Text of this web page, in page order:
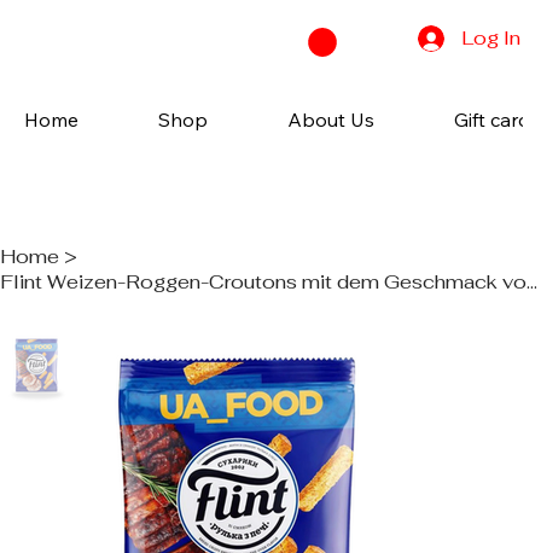
Log In
Home Shop About Us Gift cards
Home >
Flint Weizen-Roggen-Croutons mit dem Geschmack von frisch gebackenem Fleisch